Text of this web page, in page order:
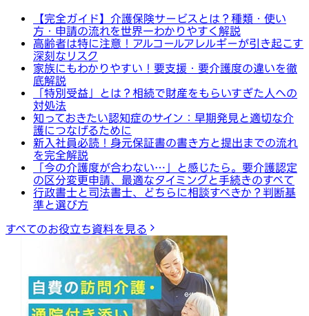
【完全ガイド】介護保険サービスとは？種類・使い
方・申請の流れを世界一わかりやすく解説
高齢者は特に注意！アルコールアレルギーが引き起こす
深刻なリスク
家族にもわかりやすい！要支援・要介護度の違いを徹
底解説
「特別受益」とは？相続で財産をもらいすぎた人への
対処法
知っておきたい認知症のサイン：早期発見と適切な介
護につなげるために
新入社員必読！身元保証書の書き方と提出までの流れ
を完全解説
「今の介護度が合わない…」と感じたら。要介護認定
の区分変更申請、最適なタイミングと手続きのすべて
行政書士と司法書士、どちらに相談すべきか？判断基
準と選び方
すべてのお役立ち資料を見る